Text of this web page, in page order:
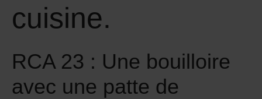
cuisine.
RCA 23 : Une bouilloire
avec une patte de